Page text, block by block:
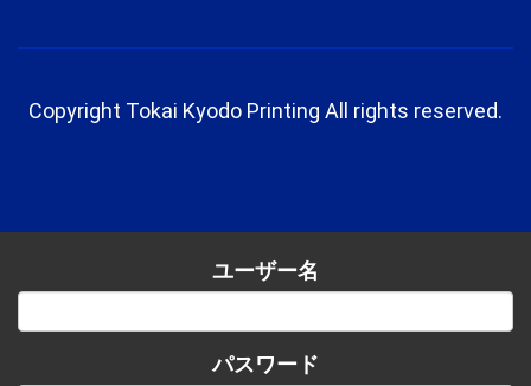
Copyright Tokai Kyodo Printing All rights reserved.
ユーザー名
パスワード